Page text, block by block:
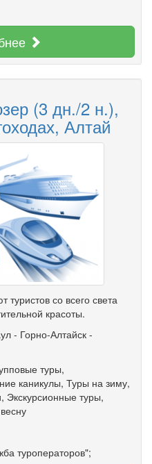
(3 дн./2 н.),
Алтай
туристов со всего света
красоты.
- Горно-Алтайск -
туры,
каникулы, Туры на зиму,
, Экскурсионные туры,
туроператоров";